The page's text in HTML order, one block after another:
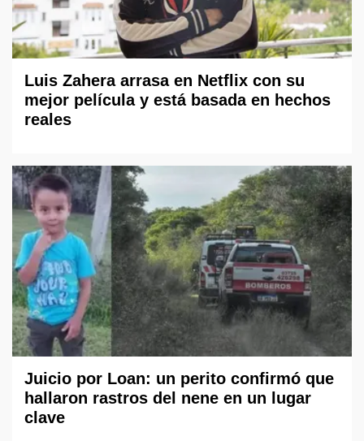
Luis Zahera arrasa en Netflix con su
mejor película y está basada en hechos
reales
Juicio por Loan: un perito confirmó que
hallaron rastros del nene en un lugar
clave